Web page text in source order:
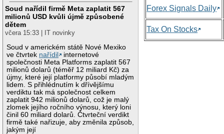
Soud nařídil firmě Meta zaplatit 567
milionů USD kvůli újmě způsobené
dětem
včera 15:33 | IT novinky
Soud v americkém státě Nové Mexiko
ve čtvrtek nařídil
internetové
společnosti Meta Platforms zaplatit 567
milionů dolarů (téměř 12 miliard Kč) za
újmy, které její platformy působí mladým
lidem. S přihlédnutím k dřívějšímu
verdiktu tak má společnost celkem
zaplatit 942 milionů dolarů, což je malý
zlomek jejího ročního výnosu, který loni
činil 60 miliard dolarů. Čtvrteční verdikt
firmě také nařizuje, aby změnila způsob,
jakým její
Forex Signals Daily
Tax On Stocks